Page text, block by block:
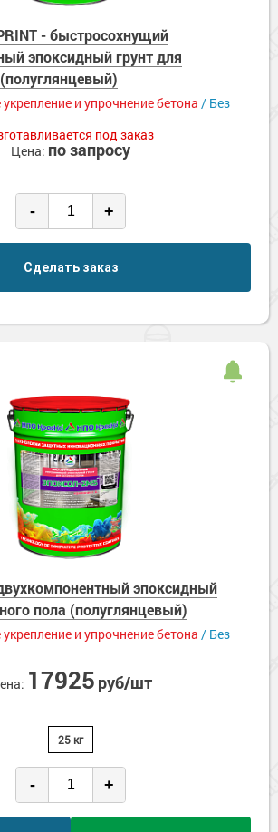
- быстросохнущий
эпоксидный грунт для
и упрочнение бетона / Без
под заказ
Цена: по запросу
- +
Сделать заказ
эпоксидный
пола (полуглянцевый)
и упрочнение бетона / Без
17925 руб/шт
25 кг
- +